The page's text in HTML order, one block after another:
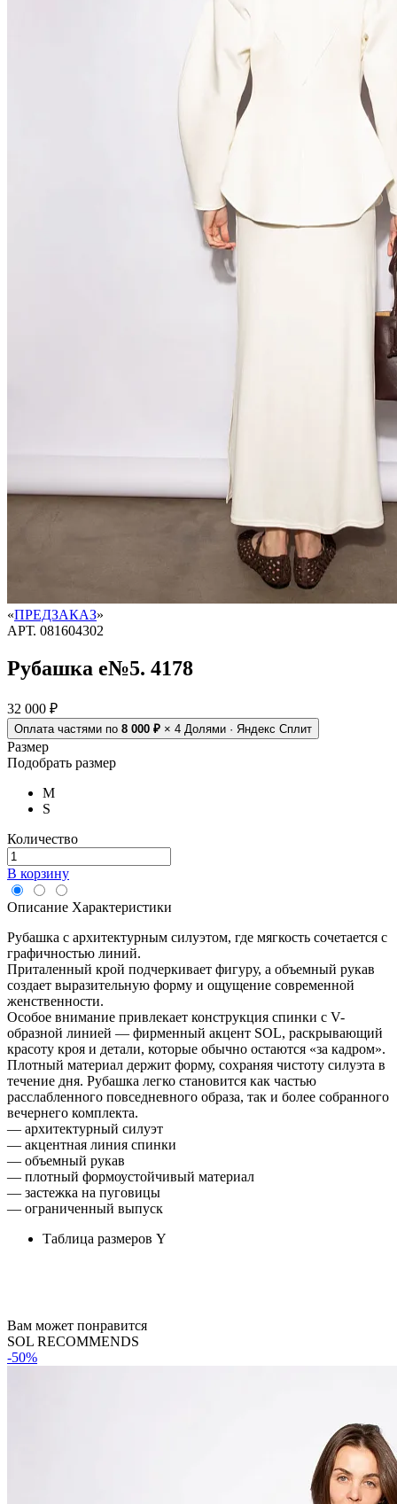
«ПРЕДЗАКАЗ»
АРТ. 081604302
Рубашка e№5. 4178
32 000 ₽
Оплата частями по 8 000 ₽ × 4 Долями · Яндекс Сплит
Размер
Подобрать размер
M
S
Количество
В корзину
Описание Характеристики
Рубашка с архитектурным силуэтом, где мягкость сочетается с
графичностью линий.
Приталенный крой подчеркивает фигуру, а объемный рукав
создает выразительную форму и ощущение современной
женственности.
Особое внимание привлекает конструкция спинки с V-
образной линией — фирменный акцент SOL, раскрывающий
красоту кроя и детали, которые обычно остаются «за кадром».
Плотный материал держит форму, сохраняя чистоту силуэта в
течение дня. Рубашка легко становится как частью
расслабленного повседневного образа, так и более собранного
вечернего комплекта.
— архитектурный силуэт
— акцентная линия спинки
— объемный рукав
— плотный формоустойчивый материал
— застежка на пуговицы
— ограниченный выпуск
Таблица размеров Y
Вам может понравится
SOL RECOMMENDS
-50%